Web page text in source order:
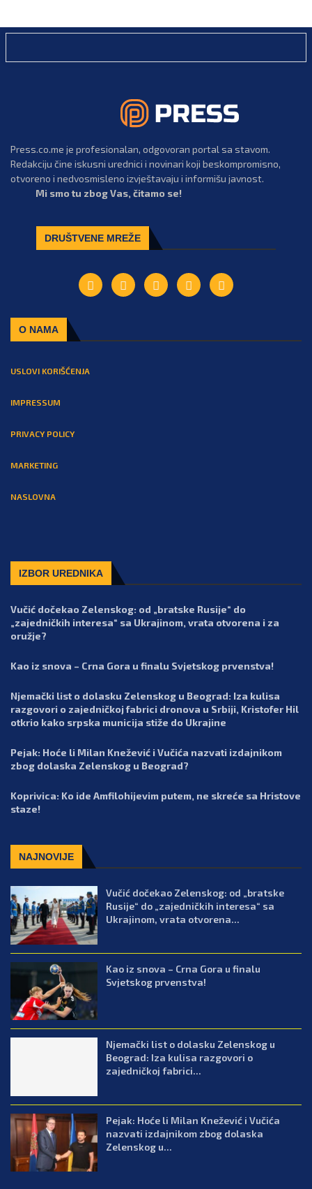
Press.co.me je profesionalan, odgovoran portal sa stavom.
Redakciju čine iskusni urednici i novinari koji beskompromisno,
otvoreno i nedvosmisleno izvještavaju i informišu javnost.
Mi smo tu zbog Vas, čitamo se!
DRUŠTVENE MREŽE
O NAMA
USLOVI KORIŠĆENJA
IMPRESSUM
PRIVACY POLICY
MARKETING
NASLOVNA
IZBOR UREDNIKA
Vučić dočekao Zelenskog: od „bratske Rusije“ do
„zajedničkih interesa“ sa Ukrajinom, vrata otvorena i za
oružje?
Kao iz snova – Crna Gora u finalu Svjetskog prvenstva!
Njemački list o dolasku Zelenskog u Beograd: Iza kulisa
razgovori o zajedničkoj fabrici dronova u Srbiji, Kristofer Hil
otkrio kako srpska municija stiže do Ukrajine
Pejak: Hoće li Milan Knežević i Vučića nazvati izdajnikom
zbog dolaska Zelenskog u Beograd?
Koprivica: Ko ide Amfilohijevim putem, ne skreće sa Hristove
staze!
NAJNOVIJE
Vučić dočekao Zelenskog: od „bratske
Rusije“ do „zajedničkih interesa“ sa
Ukrajinom, vrata otvorena...
Kao iz snova – Crna Gora u finalu
Svjetskog prvenstva!
Njemački list o dolasku Zelenskog u
Beograd: Iza kulisa razgovori o
zajedničkoj fabrici...
Pejak: Hoće li Milan Knežević i Vučića
nazvati izdajnikom zbog dolaska
Zelenskog u...